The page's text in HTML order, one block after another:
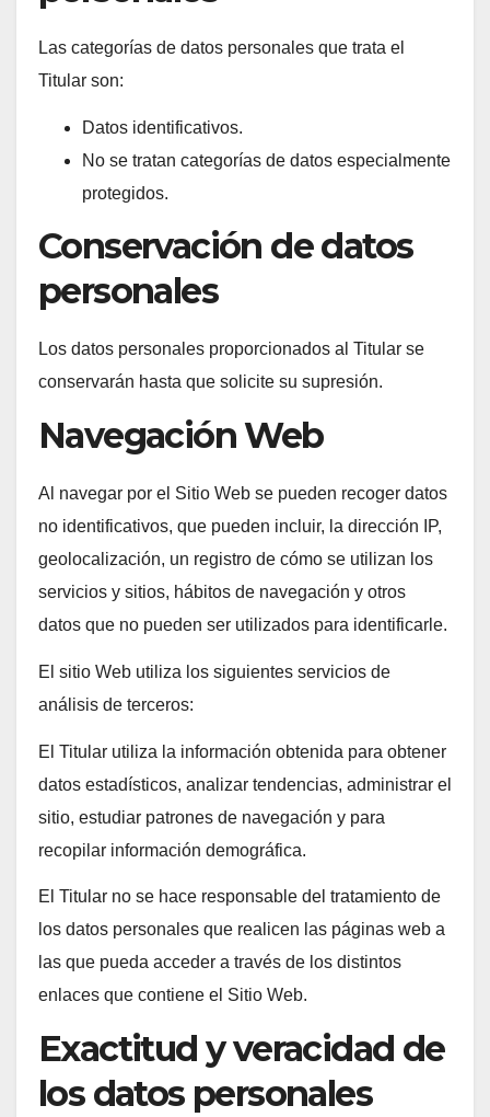
Las categorías de datos personales que trata el
Titular son:
Datos identificativos.
No se tratan categorías de datos especialmente
protegidos.
Conservación de datos
personales
Los datos personales proporcionados al Titular se
conservarán hasta que solicite su supresión.
Navegación Web
Al navegar por el Sitio Web se pueden recoger datos
no identificativos, que pueden incluir, la dirección IP,
geolocalización, un registro de cómo se utilizan los
servicios y sitios, hábitos de navegación y otros
datos que no pueden ser utilizados para identificarle.
El sitio Web utiliza los siguientes servicios de
análisis de terceros:
El Titular utiliza la información obtenida para obtener
datos estadísticos, analizar tendencias, administrar el
sitio, estudiar patrones de navegación y para
recopilar información demográfica.
El Titular no se hace responsable del tratamiento de
los datos personales que realicen las páginas web a
las que pueda acceder a través de los distintos
enlaces que contiene el Sitio Web.
Exactitud y veracidad de
los datos personales